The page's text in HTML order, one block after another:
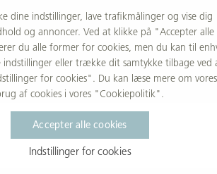
RSL Momentum Tee W
S, M, L, XL, XXL
399,00 DKK
dine indstillinger, lave trafikmålinger og vise dig
og annoncer. Ved at klikke på "Accepter alle
du alle former for cookies, men du kan til
eller trække dit samtykke tilbage ved
for cookies". Du kan læse mere om vores
af cookies i vores "Cookiepolitik".
Accepter alle cookies
Indstillinger for cookies